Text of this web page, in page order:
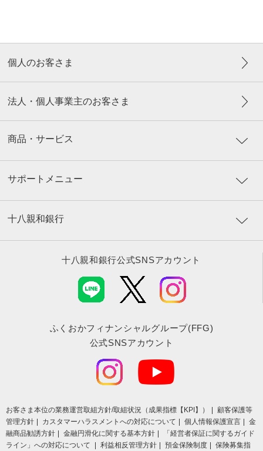
個人のお客さま
法人・個人事業主のお客さま
商品・サービス
サポートメニュー
十八親和銀行
十八親和銀行公式SNSアカウント
ふくおかフィナンシャルグループ(FFG)
公式SNSアカウント
お客さま本位の業務運営取組⽅針/取組状況（成果指標【KPI】）
顧客保護等
管理方針
カスタマーハラスメントへの対応について 個人情報保護宣言
金
融商品勧誘方針
金融円滑化に関する基本方針
「経営者保証に関するガイド
ライン」への対応について
利益相反管理方針 預金保険制度 保険募集指